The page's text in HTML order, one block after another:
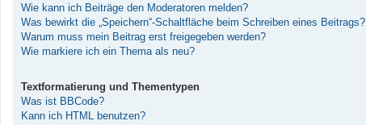
Wie kann ich Beiträge den Moderatoren melden?
Was bewirkt die „Speichern“-Schaltfläche beim Schreiben eines Beitrags?
Warum muss mein Beitrag erst freigegeben werden?
Wie markiere ich ein Thema als neu?
Textformatierung und Thementypen
Was ist BBCode?
Kann ich HTML benutzen?